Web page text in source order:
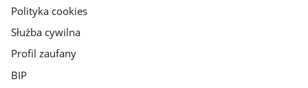
Polityka cookies
Służba cywilna
Profil zaufany
BIP